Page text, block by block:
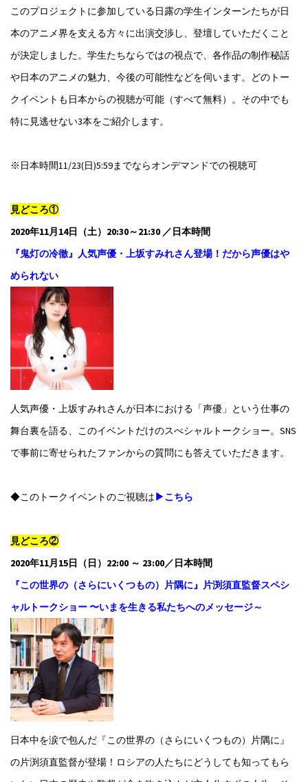
このプロジェクトに参加している日露の学生インターンたちが日
本のアニメ界を支える方々に出演交渉し、登壇していただくこと
が決定しました。学生たちならではの視点で、各作品の制作秘話
や日本のアニメの魅力、今後の可能性などを伺います。どのトー
クイベントも日本からの視聴が可能（すべて無料）。その中でも
特に見逃せない3本をご紹介します。
※日本時間11/23(日)5:59までならオンデマンドでの視聴可
見どころ①
2020年11月14日（土）20:30～21:30 ／日本時間
『鬼灯の冷徹』人気声優・上坂すみれさん登場！だから声優はや
められない
人気声優・上坂すみれさんが日本における「声優」という仕事の
舞台裏を語る、このイベントだけのスぺシャルトークショー。SNS
で事前に寄せられたファンからの質問にも答えていただきます。
◆このトークイベントのご視聴は▶こちら
見どころ②
2020年11月15日（日）22:00 ～ 23:00／日本時間
『この世界の（さらにいくつもの）片隅に』片渕須直監督スペシ
ャルトークショー 〜いまを生きる私たちへのメッセージ～
日本中を涙で包んだ『この世界の（さらにいくつもの）片隅に』
の片渕須直監督が登場！ロシアの人たちにどうしても知ってもら